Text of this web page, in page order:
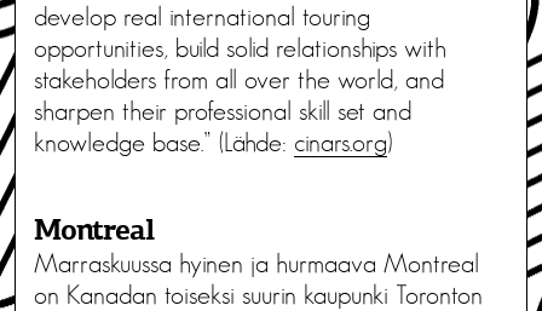
develop real international touring
opportunities, build solid relationships with
stakeholders from all over the world, and
sharpen their professional skill set and
knowledge base.” (Lähde: cinars.org)
Montreal
Marraskuussa hyinen ja hurmaava Montreal
on Kanadan toiseksi suurin kaupunki Toronton